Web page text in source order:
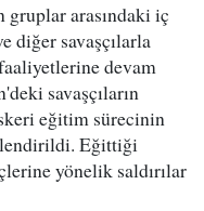
gruplar arasındaki iç
diğer savaşçılarla
devam
savaşçıların
eğitim sürecinin
Eğittiği
yönelik saldırılar